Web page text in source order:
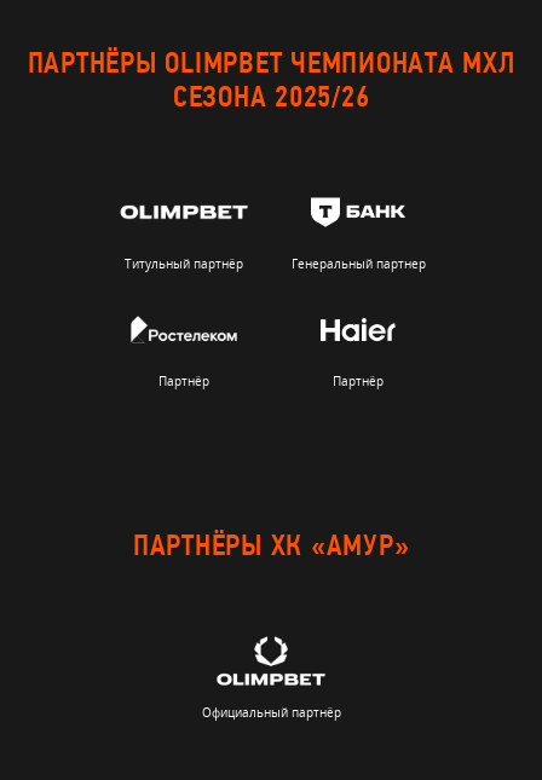
ПАРТНЁРЫ OLIMPBET ЧЕМПИОНАТА МХЛ
СЕЗОНА 2025/26
Титульный партнёр Генеральный партнер
Партнёр Партнёр
ПАРТНЁРЫ ХК «АМУР»
Официальный партнёр